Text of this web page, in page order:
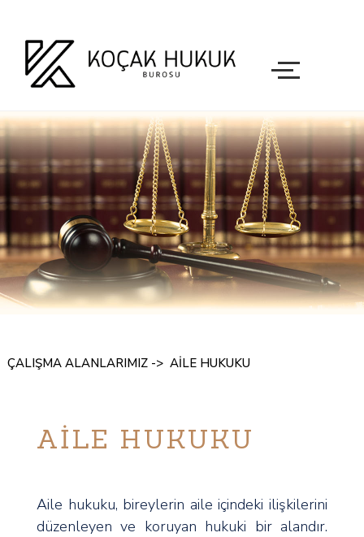
ÇALIŞMA ALANLARIMIZ -> AİLE HUKUKU
AİLE HUKUKU
Aile hukuku, bireylerin aile içindeki ilişkilerini
düzenleyen ve koruyan hukuki bir alandır.